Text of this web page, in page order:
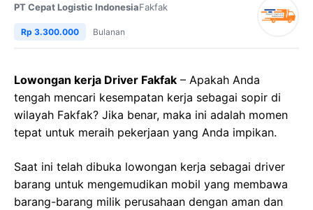
PT Cepat Logistic IndonesiaFakfak
Rp 3.300.000 Bulanan
Lowongan kerja Driver Fakfak – Apakah Anda
tengah mencari kesempatan kerja sebagai sopir di
wilayah Fakfak? Jika benar, maka ini adalah momen
tepat untuk meraih pekerjaan yang Anda impikan.
Saat ini telah dibuka lowongan kerja sebagai driver
barang untuk mengemudikan mobil yang membawa
barang-barang milik perusahaan dengan aman dan